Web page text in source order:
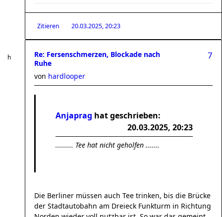
Zitieren 20.03.2025, 20:23
Re: Fersenschmerzen, Blockade nach
Ruhe
7
von hardlooper
Anjaprag hat geschrieben:
20.03.2025, 20:23
......... Tee hat nicht geholfen .......
Die Berliner müssen auch Tee trinken, bis die Brücke
der Stadtautobahn am Dreieck Funkturm in Richtung